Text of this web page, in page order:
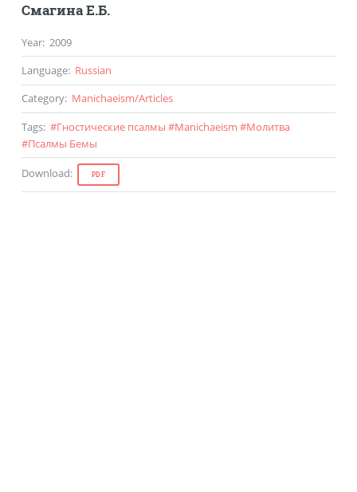
Смагина Е.Б.
Year: 2009
Language: Russian
Category: Manichaeism/Articles
Tags: #Гностические псалмы #Manichaeism #Молитва
#Псалмы Бемы
Download: PDF